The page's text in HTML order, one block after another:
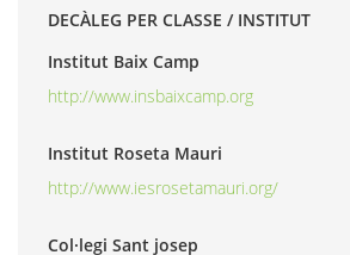
DECÀLEG PER CLASSE / INSTITUT
Institut Baix Camp
http://www.insbaixcamp.org
Institut Roseta Mauri
http://www.iesrosetamauri.org/
Col·legi Sant josep